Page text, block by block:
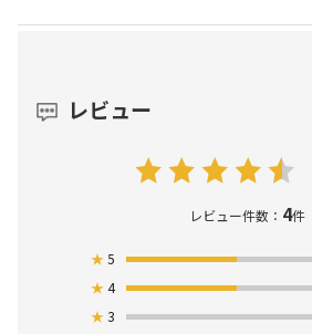
レビュー
レビュー件数： 4件
★5
★4
★3